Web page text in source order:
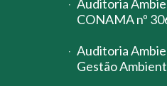
Auditoria
CONAMA nº
Auditoria
Gestão